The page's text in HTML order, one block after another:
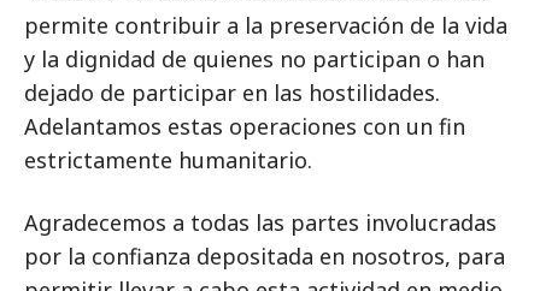
permite contribuir a la preservación de la vida
y la dignidad de quienes no participan o han
dejado de participar en las hostilidades.
Adelantamos estas operaciones con un fin
estrictamente humanitario.
Agradecemos a todas las partes involucradas
por la confianza depositada en nosotros, para